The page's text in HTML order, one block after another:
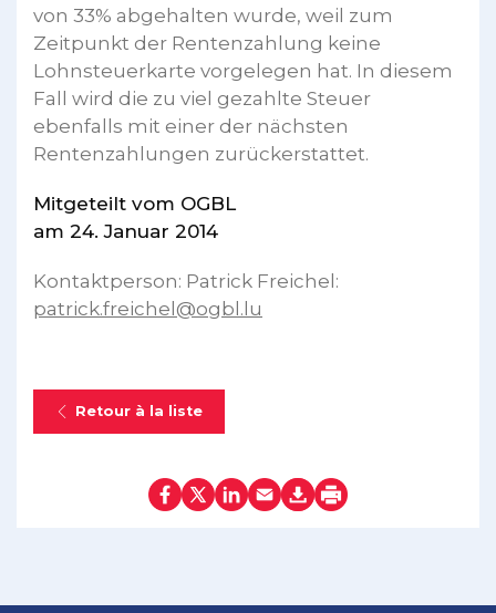
von 33% abgehalten wurde, weil zum
Zeitpunkt der Rentenzahlung keine
Lohnsteuerkarte vorgelegen hat. In diesem
Fall wird die zu viel gezahlte Steuer
ebenfalls mit einer der nächsten
Rentenzahlungen zurückerstattet.
Mitgeteilt vom OGBL
am 24. Januar 2014
Kontaktperson: Patrick Freichel:
patrick.freichel@ogbl.lu
Retour à la liste